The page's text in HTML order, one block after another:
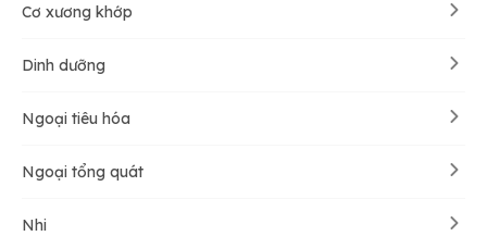
Cơ xương khớp
Dinh dưỡng
Ngoại tiêu hóa
Ngoại tổng quát
Nhi